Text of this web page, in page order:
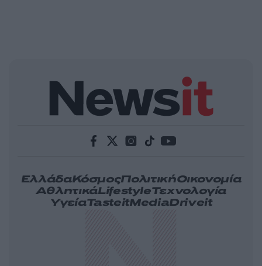
ΕλλάδαΚόσμοςΠολιτικήΟικονομία
ΑθλητικάLifestyleΤεχνολογία
ΥγείαTasteitMediaDriveit